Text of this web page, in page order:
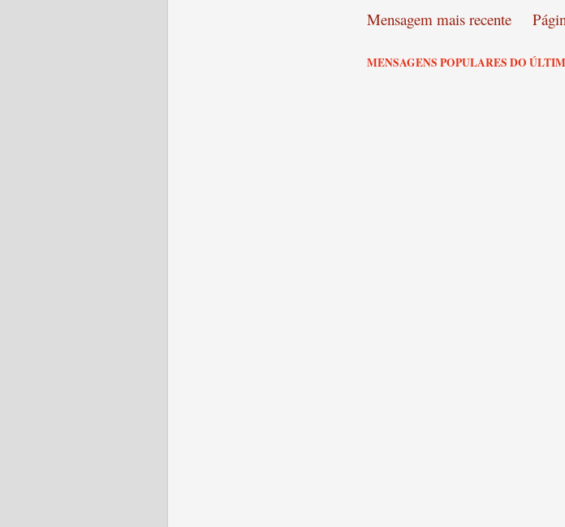
Mensagem mais recente
MENSAGENS POPULARES DO